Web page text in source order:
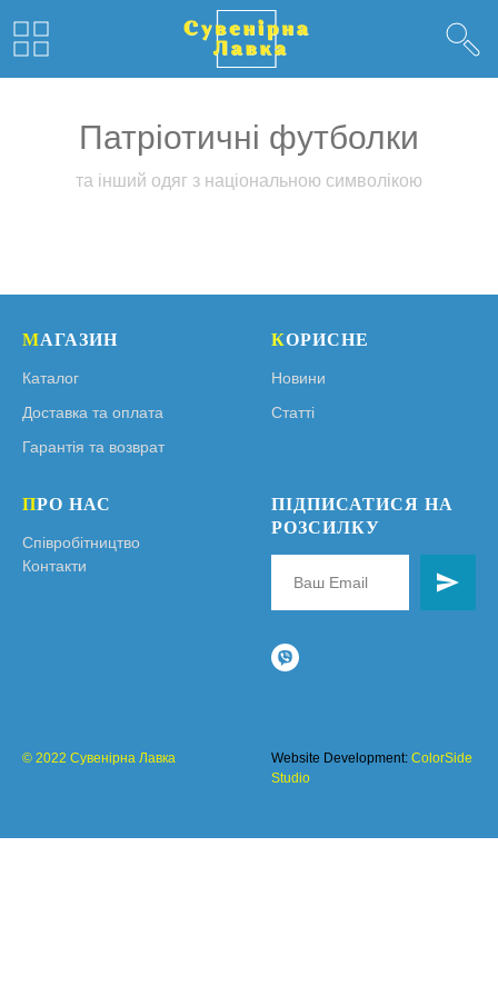
Каталог Жінкам → Патріотичні футболки
Патріотичні футболки
та інший одяг з національною символікою
МАГАЗИН
Каталог
Доставка та оплата
Гарантія та возврат
КОРИСНЕ
Новини
Статті
ПРО НАС
Співробітництво
Контакти
ПІДПИСАТИСЯ НА
РОЗСИЛКУ
© 2022 Сувенірна Лавка Website Development: ColorSide
Studio